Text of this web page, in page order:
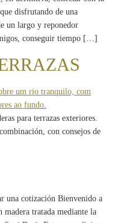
disfrutando de una
un largo y reponedor
conseguir tiempo […]
para terrazas exteriores.
con consejos de
una cotización Bienvenido a
madera tratada mediante la